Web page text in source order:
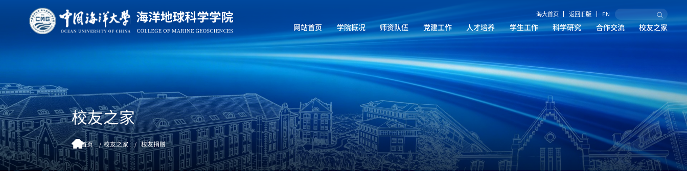
海大首页 返回旧版 EN
网站首页 学院概况 师资队伍 党建工作 人才培养 学生工作 科学研究 合作交流 校友之家
校友之家
首页 校友之家 校友捐赠